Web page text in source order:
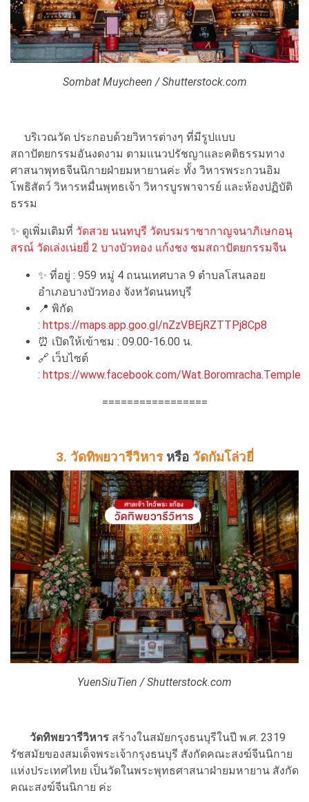
Sombat Muycheen / Shutterstock.com
บริเวณวัด ประกอบด้วยวิหารต่างๆ ที่มีรูปแบบ
สถาปัตยกรรมอันงดงาม ตามแนวปรัชญาและคติธรรมทาง
ศาสนาพุทธจีนนิกายฝ่ายมหายานค่ะ ทั้ง วิหารพระกวนอิม
โพธิสัตว์ วิหารหมื่นพุทธเจ้า วิหารบูรพาจารย์ และห้องปฏิบัติ
ธรรม
✨ ดูเพิ่มเติมที่ วัดสวย นนทบุรี วัดบรมราชากาญจนาภิเษกอนุ
สรณ์ วัดเล่งเน่ยยี่ 2 บางบัวทอง แก้งชง ชมสถาปัตยกรรมจีน
✨ ที่อยู่ : 959 หมู่ 4 ถนนเทศบาล 9 ตำบลโสนลอย
อำเภอบางบัวทอง จังหวัดนนทบุรี
📍 พิกัด
: https://maps.app.goo.gl/nZzVBEjRZTTPj8Cp8
⏰ เปิดให้เข้าชม : 09.00-16.00 น.
🔗 เว็บไซต์
: https://www.facebook.com/Wat.Boromracha.Temple
=================
3. วัดทิพยวารีวิหารหรือ วัดกัมโล่วยี่
YuenSiuTien / Shutterstock.com
วัดทิพยวารีวิหาร สร้างในสมัยกรุงธนบุรีในปี พ.ศ. 2319
รัชสมัยของสมเด็จพระเจ้ากรุงธนบุรี สังกัดคณะสงฆ์จีนนิกาย
แห่งประเทศไทย เป็นวัดในพระพุทธศาสนาฝ่ายมหายาน สังกัด
คณะสงฆ์จีนนิกาย ค่ะ